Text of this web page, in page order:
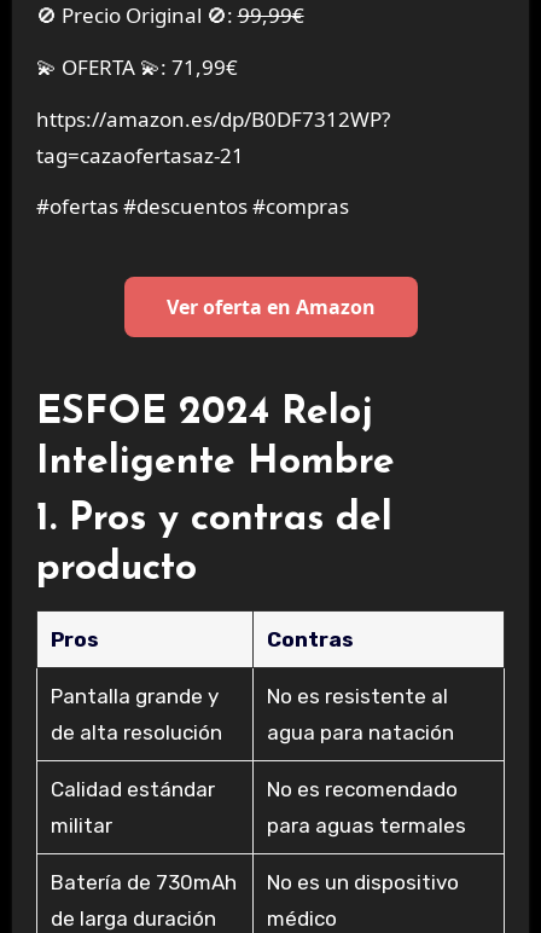
🚫 Precio Original 🚫:99,99€
💫 OFERTA 💫: 71,99€
https://amazon.es/dp/B0DF7312WP?
tag=cazaofertasaz-21
#ofertas #descuentos #compras
Ver oferta en Amazon
ESFOE 2024 Reloj
Inteligente Hombre
1. Pros y contras del
producto
Pros Contras
Pantalla grande y
de alta resolución
No es resistente al
agua para natación
Calidad estándar
militar
No es recomendado
para aguas termales
Batería de 730mAh
de larga duración
No es un dispositivo
médico